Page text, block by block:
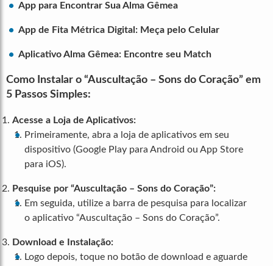
App para Encontrar Sua Alma Gêmea
App de Fita Métrica Digital: Meça pelo Celular
Aplicativo Alma Gêmea: Encontre seu Match
Como Instalar o “Auscultação – Sons do Coração” em
5 Passos Simples:
Acesse a Loja de Aplicativos:
Primeiramente, abra a loja de aplicativos em seu
dispositivo (Google Play para Android ou App Store
para iOS).
Pesquise por “Auscultação – Sons do Coração”:
Em seguida, utilize a barra de pesquisa para localizar
o aplicativo “Auscultação – Sons do Coração”.
Download e Instalação:
Logo depois, toque no botão de download e aguarde